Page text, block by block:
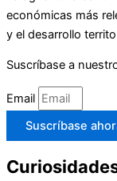
económicas más
y el desarrollo
Suscríbase a
Email
Suscríbase